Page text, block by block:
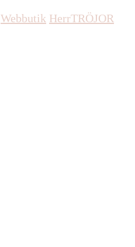
Webbutik HerrTRÖJOR